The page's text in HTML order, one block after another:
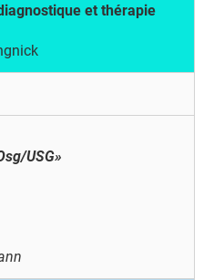
et thérapie
USG»